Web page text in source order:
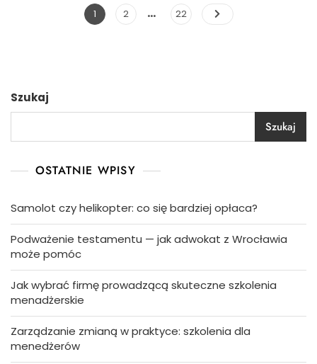
Stronicowanie
Page
1 Page
2 … Page
22
Szukaj
Szukaj
OSTATNIE WPISY
Samolot czy helikopter: co się bardziej opłaca?
Podważenie testamentu — jak adwokat z Wrocławia
może pomóc
Jak wybrać firmę prowadzącą skuteczne szkolenia
menadżerskie
Zarządzanie zmianą w praktyce: szkolenia dla
menedżerów